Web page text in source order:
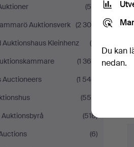
(59)
Auktionsverk (2 300)
Auktionshaus Kleinhenz
(9)
(1 364)
Auctioneers
(1 546)
(558)
(518)
(6)
Du kan
nedan.